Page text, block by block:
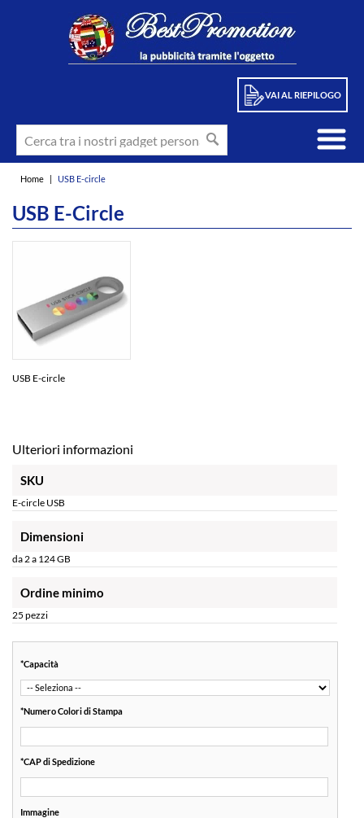
VAI AL RIEPILOGO
Home | USB E-circle
USB E-Circle
USB E-circle
Ulteriori informazioni
SKU
E-circle USB
Dimensioni
da 2 a 124 GB
Ordine minimo
25 pezzi
*Capacità
*Numero Colori di Stampa
*CAP di Spedizione
Immagine